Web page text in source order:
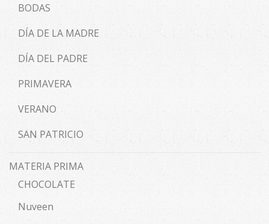
BODAS
DÍA DE LA MADRE
DÍA DEL PADRE
PRIMAVERA
VERANO
SAN PATRICIO
MATERIA PRIMA
CHOCOLATE
Nuveen